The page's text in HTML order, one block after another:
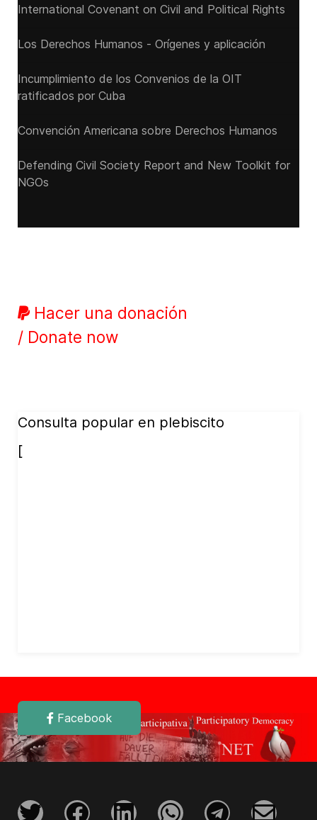
International Covenant on Civil and Political Rights
Los Derechos Humanos - Orígenes y aplicación
Incumplimiento de los Convenios de la OIT
ratificados por Cuba
Convención Americana sobre Derechos Humanos
Defending Civil Society Report and New Toolkit for
NGOs
Hacer una donación
/ Donate now
Consulta popular en plebiscito
[
Facebook